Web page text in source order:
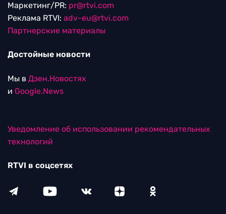
Маркетинг/PR: pr@rtvi.com
Реклама RTVI: adv-eu@rtvi.com
Партнерские материалы
Достойные новости
Мы в Дзен.Новостях
и Google.News
Уведомление об использовании рекомендательных
технологий
RTVI в соцсетях